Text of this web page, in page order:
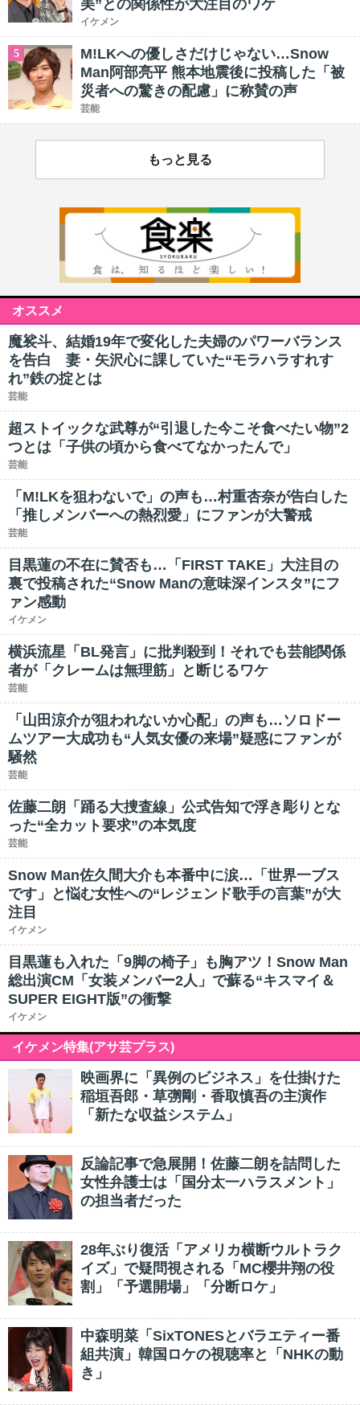
美”との関係性が大注目のワケ
イケメン
5
M!LKへの優しさだけじゃない…Snow
Man阿部亮平 熊本地震後に投稿した「被
災者への驚きの配慮」に称賛の声
芸能
もっと見る
オススメ
魔裟斗、結婚19年で変化した夫婦のパワーバランス
を告白 妻・矢沢心に課していた“モラハラすれす
れ”鉄の掟とは
芸能
超ストイックな武尊が“引退した今こそ食べたい物”2
つとは「子供の頃から食べてなかったんで」
芸能
「M!LKを狙わないで」の声も…村重杏奈が告白した
「推しメンバーへの熱烈愛」にファンが大警戒
芸能
目黒蓮の不在に賛否も…「FIRST TAKE」大注目の
裏で投稿された“Snow Manの意味深インスタ”にフ
ァン感動
イケメン
横浜流星「BL発言」に批判殺到！それでも芸能関係
者が「クレームは無理筋」と断じるワケ
芸能
「山田涼介が狙われないか心配」の声も…ソロドー
ムツアー大成功も“人気女優の来場”疑惑にファンが
騒然
芸能
佐藤二朗「踊る大捜査線」公式告知で浮き彫りとな
った“全カット要求”の本気度
芸能
Snow Man佐久間大介も本番中に涙…「世界一ブス
です」と悩む女性への“レジェンド歌手の言葉”が大
注目
イケメン
目黒蓮も入れた「9脚の椅子」も胸アツ！Snow Man
総出演CM「女装メンバー2人」で蘇る“キスマイ＆
SUPER EIGHT版”の衝撃
イケメン
イケメン特集(アサ芸プラス)
映画界に「異例のビジネス」を仕掛けた
稲垣吾郎・草彅剛・香取慎吾の主演作
「新たな収益システム」
反論記事で急展開！佐藤二朗を詰問した
女性弁護士は「国分太一ハラスメント」
の担当者だった
28年ぶり復活「アメリカ横断ウルトラク
イズ」で疑問視される「MC櫻井翔の役
割」「予選開場」「分断ロケ」
中森明菜「SixTONESとバラエティー番
組共演」韓国ロケの視聴率と「NHKの動
き」